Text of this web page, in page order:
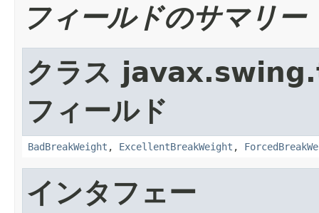
フィールドのサマリー
クラス
フィールド
BadBreakWeight , ExcellentBreakWeight ,
インタフェー